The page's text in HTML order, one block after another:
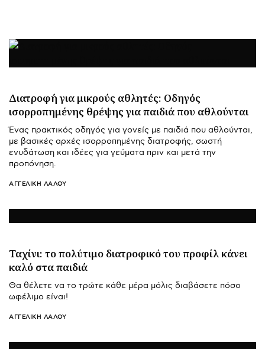
Διατροφή για μικρούς αθλητές: Οδηγός
ισορροπημένης θρέψης για παιδιά που αθλούνται
Ένας πρακτικός οδηγός για γονείς με παιδιά που αθλούνται,
με βασικές αρχές ισορροπημένης διατροφής, σωστή
ενυδάτωση και ιδέες για γεύματα πριν και μετά την
προπόνηση.
ΑΓΓΕΛΙΚΉ ΛΆΛΟΥ
Ταχίνι: το πολύτιμο διατροφικό του προφίλ κάνει
καλό στα παιδιά
Θα θέλετε να το τρώτε κάθε μέρα μόλις διαβάσετε πόσο
ωφέλιμο είναι!
ΑΓΓΕΛΙΚΉ ΛΆΛΟΥ